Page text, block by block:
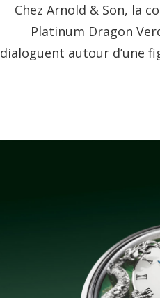
Chez Arnold & Son, la
Platinum Dragon
dialoguent autour d’une